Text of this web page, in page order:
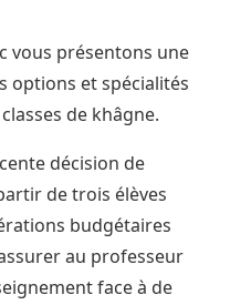
vous présentons une
options et spécialités
de khâgne.
décision de
de trois élèves
budgétaires
au professeur
face à de